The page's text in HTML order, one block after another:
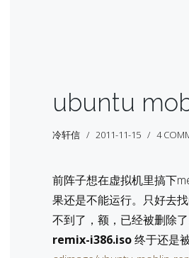
ubuntu
冷轩信 2011-11-15 4
前阵子想在虚拟机里搞下
果还是不能运行。只好去
不到了，额，已经被删除
remix-i386.iso终于还是